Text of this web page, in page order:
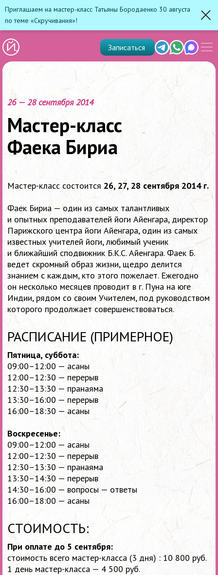
Приглашаем на мастер-класс Татьяны Бородаенко 30 августа
по теме «Скручивания»!
TelegramWhats'app
Max
Записаться
меню
26 — 28 сентября 2014
Мастер-класс
Фаека Бириа
Мастер-класс состоится 26, 27, 28 сентября 2014 г.
Фаек Бириа — один из самых талантливых
и опытных преподавателей йоги Айенгара, директор
Парижского центра йоги Айенгара, один из самых
известных учителей йоги, любимый ученик
и ближайший сподвижник Б.К.С. Айенгара. Фаек Б.
ведет скромный образ жизни, щедро делится
знанием с каждым, кто этого пожелает. Ежегодно
он несколько месяцев проводит в г. Пуна на юге
Индии, рядом со своим Учителем, под руководством
которого продолжает совершенствоваться.
РАСПИСАНИЕ (ПРИМЕРНОЕ)
Пятница, суббота:
09:00–12:00 — асаны
12:00–12:30 — перерыв
12:30–13:30 — пранаяма
13:30–16:00 — перерыв
16:00–18:30 — асаны
Воскресенье:
09:00–12:00 — асаны
12:00–12:30 — перерыв
12:30–13:30 — пранаяма
13:30–14:30 — перерыв
14:30–16:00 — вопросы — ответы
16:00–18:00 — асаны
СТОИМОСТЬ:
При оплате до 5 сентября:
стоимость всего мастер-класса (3 дня) : 10 800 руб.
1 день мастер-класса — 4 500 руб.